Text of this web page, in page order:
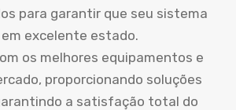
para garantir que seu sistema
excelente estado.
os melhores equipamentos e
proporcionando soluções
a satisfação total do